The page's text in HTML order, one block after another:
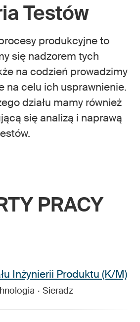
Testów
produkcyjne to
się nadzorem tych
na codzień prowadzimy
na celu ich usprawnienie.
działu mamy również
się analizą i naprawą
PRACY
Inżynierii Produktu (K/M)
· Sieradz